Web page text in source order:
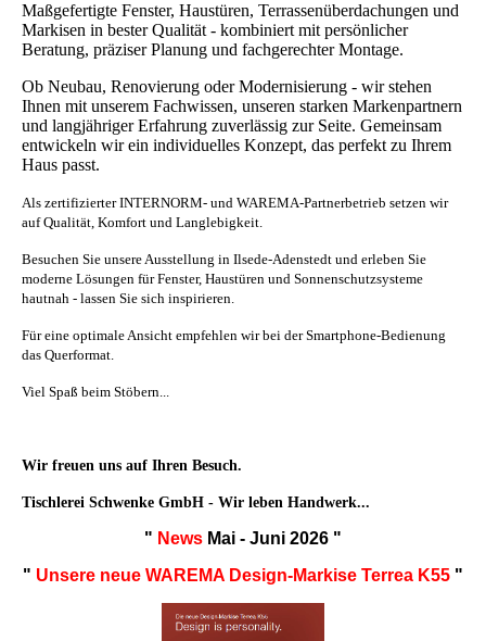
Maßgefertigte Fenster, Haustüren, Terrassenüberdachungen und
Markisen in bester Qualität - kombiniert mit persönlicher
Beratung, präziser Planung und fachgerechter Montage.
Ob Neubau, Renovierung oder Modernisierung - wir stehen
Ihnen mit unserem Fachwissen, unseren starken Markenpartnern
und langjähriger Erfahrung zuverlässig zur Seite. Gemeinsam
entwickeln wir ein individuelles Konzept, das perfekt zu Ihrem
Haus passt.
Als zertifizierter INTERNORM- und WAREMA-Partnerbetrieb setzen wir
auf Qualität, Komfort und Langlebigkeit.
Besuchen Sie unsere Ausstellung in Ilsede-Adenstedt und erleben Sie
moderne Lösungen für Fenster, Haustüren und Sonnenschutzsysteme
hautnah - lassen Sie sich inspirieren.
Für eine optimale Ansicht empfehlen wir bei der Smartphone-Bedienung
das Querformat.
Viel Spaß beim Stöbern...
Wir freuen uns auf Ihren Besuch.
Tischlerei Schwenke GmbH - Wir leben Handwerk...
" News Mai - Juni 2026 "
" Unsere neue WAREMA Design-Markise Terrea K55 "